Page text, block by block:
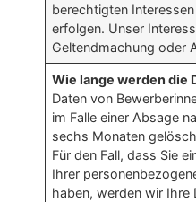
berechtigten
erfolgen. Unser
Geltendmachung oder
Wie lange werden die
Daten von
im Falle einer Absage
sechs Monaten
Für den Fall, dass Sie
Ihrer
haben, werden wir Ihre